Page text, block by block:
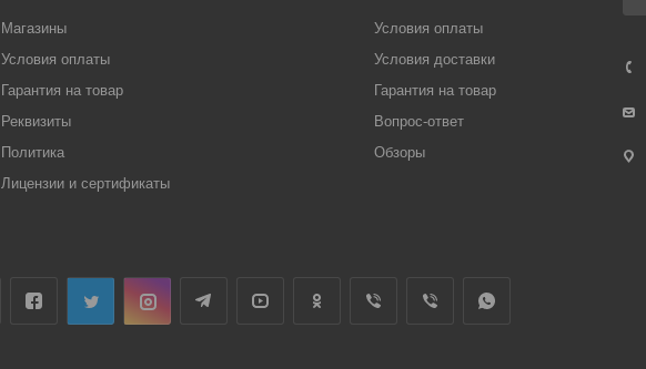
Магазины
Условия оплаты
Гарантия на товар
Реквизиты
Политика
Лицензии и сертификаты
Условия оплаты
Условия доставки
Гарантия на товар
Вопрос-ответ
Обзоры